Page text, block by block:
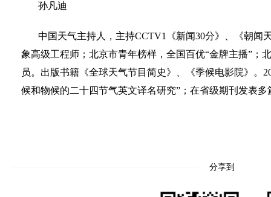
孙凡迪
中国天气主持人，主持CCTV1《新闻30分》、《朝闻
象高级工程师；北京市青年榜样，全国百优“金牌主播”；
员。出版书籍《全球天气节目简史》、《季候电影院》。
候和物候的二十四节气英文译名研究”；在省级期刊发表
分享到